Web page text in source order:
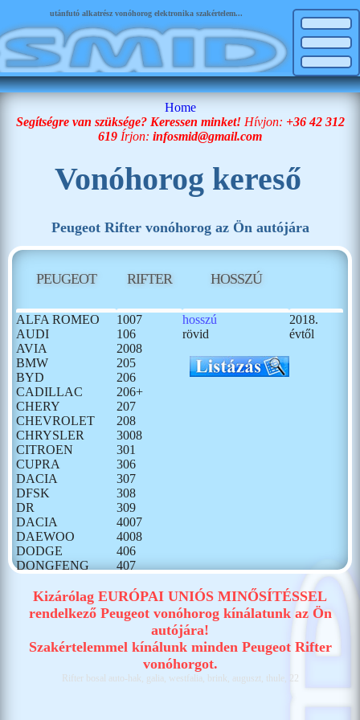
utánfutó alkatrész vonóhorog elektronika szakértelem...
Home
Segítségre van szüksége? Keressen minket! Hívjon: +36 42 312
619 Írjon: infosmid@gmail.com
Vonóhorog kereső
Peugeot Rifter vonóhorog az Ön autójára
PEUGEOT RIFTER HOSSZÚ
ALFA ROMEO
AUDI
AVIA
BMW
BYD
CADILLAC
CHERY
CHEVROLET
CHRYSLER
CITROEN
CUPRA
DACIA
DFSK
DR
DACIA
DAEWOO
DODGE
DONGFENG
FORD
GONOW
HUMMER
1007
106
2008
205
206
206+
207
208
3008
301
306
307
308
309
4007
4008
406
407
5008
5008 III
508
607
807
hosszú
rövid
2018.
évtől
Kizárólag EURÓPAI UNIÓS MINŐSÍTÉSSEL
rendelkező Peugeot vonóhorog kínálatunk az Ön
autójára!
Szakértelemmel kínálunk minden Peugeot Rifter
vonóhorgot.
Rifter bosal auto-hak, galia, westfalia, brink, auguszt, thule, 22